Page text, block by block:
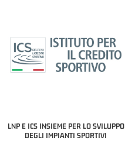
LNP E ICS INSIEME PER LO SVILUPPO
DEGLI IMPIANTI SPORTIVI